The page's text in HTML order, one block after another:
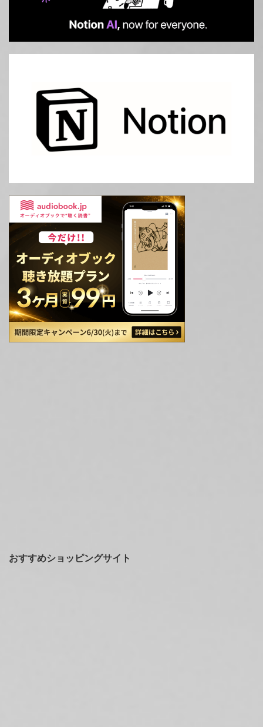
おすすめショッピングサイト